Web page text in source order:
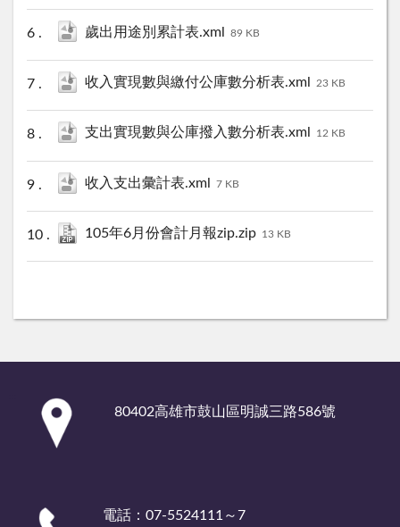
歲出用途別累計表.xml 89 KB
收入實現數與繳付公庫數分析表.xml 23 KB
支出實現數與公庫撥入數分析表.xml 12 KB
收入支出彙計表.xml 7 KB
105年6月份會計月報zip.zip 13 KB
80402高雄市鼓山區明誠三路586號
電話：07-5524111～7